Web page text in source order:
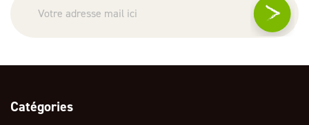
Catégories